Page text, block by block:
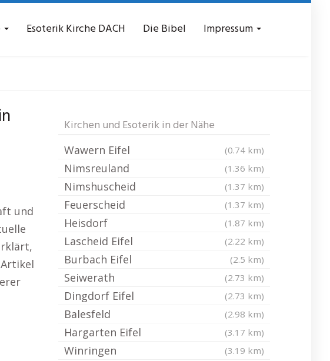
Esoterik Kirche DACH Die Bibel Impressum
und
Kirchen und Esoterik in der Nähe
Wawern Eifel (0.74 km)
Nimsreuland (1.36 km)
Nimshuscheid (1.37 km)
Feuerscheid (1.37 km)
Heisdorf (1.87 km)
Lascheid Eifel (2.22 km)
Burbach Eifel (2.5 km)
Seiwerath (2.73 km)
Dingdorf Eifel (2.73 km)
Balesfeld (2.98 km)
Hargarten Eifel (3.17 km)
Winringen (3.19 km)